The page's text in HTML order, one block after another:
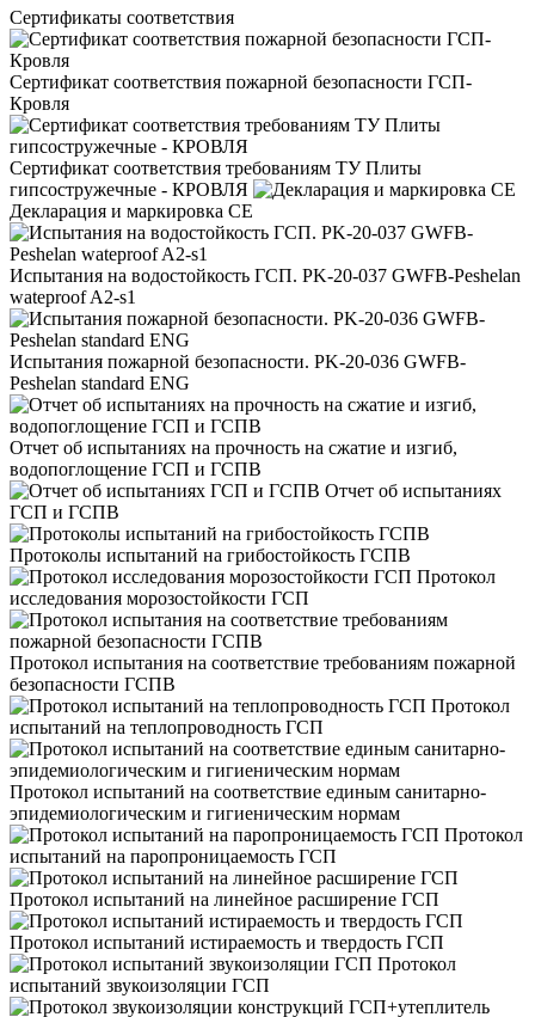
Сертификаты соответствия
Сертификат соответствия пожарной безопасности ГСП-
Кровля
Сертификат соответствия требованиям ТУ Плиты
гипсостружечные - КРОВЛЯ
Декларация и маркировка CE
Испытания на водостойкость ГСП. PK-20-037 GWFB-Peshelan
wateproof A2-s1
Испытания пожарной безопасности. PK-20-036 GWFB-
Peshelan standard ENG
Отчет об испытаниях на прочность на сжатие и изгиб,
водопоглощение ГСП и ГСПВ
Отчет об испытаниях
ГСП и ГСПВ
Протоколы испытаний на грибостойкость ГСПВ
Протокол
исследования морозостойкости ГСП
Протокол испытания на соответствие требованиям пожарной
безопасности ГСПВ
Протокол
испытаний на теплопроводность ГСП
Протокол испытаний на соответствие единым санитарно-
эпидемиологическим и гигиеническим нормам
Протокол
испытаний на паропроницаемость ГСП
Протокол испытаний на линейное расширение ГСП
Протокол испытаний истираемость и твердость ГСП
Протокол
испытаний звукоизоляции ГСП